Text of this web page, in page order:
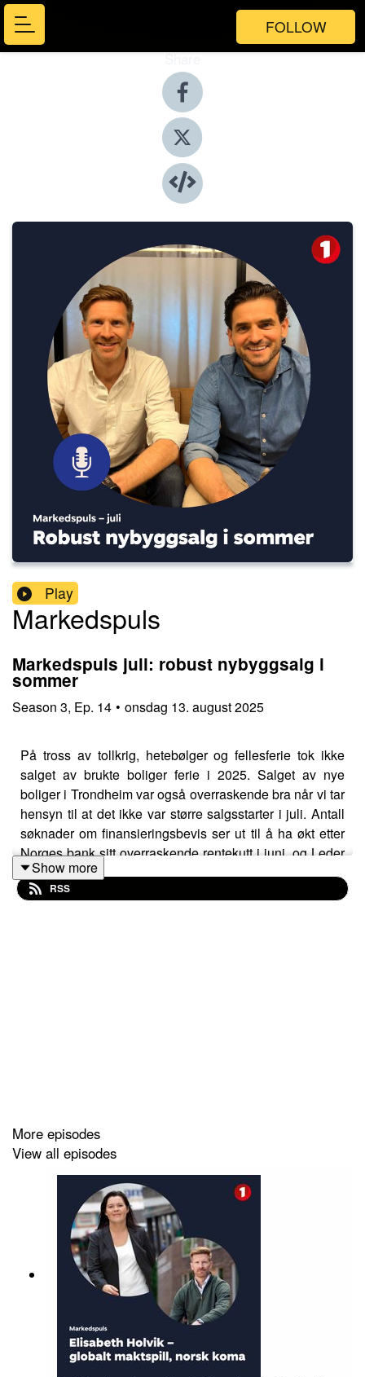
FOLLOW
Share
Play
Markedspuls
Markedspuls juli: robust nybyggsalg i
sommer
Season 3, Ep. 14 • onsdag 13. august 2025
På tross av tollkrig, hetebølger og fellesferie tok ikke
salget av brukte boliger ferie i 2025. Salget av nye
boliger i Trondheim var også overraskende bra når vi tar
hensyn til at det ikke var større salgsstarter i juli. Antall
søknader om finansieringsbevis ser ut til å ha økt etter
Norges bank sitt overraskende rentekutt i juni, og Leder
nybygg i EiendomsMegler 1 Nermin Lizde og
podcastvert Jan Håvard Valstad diskuterer hva som må
Show more
RSS
More episodes
View all episodes